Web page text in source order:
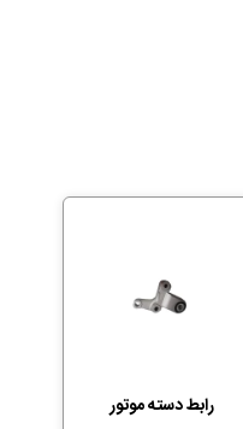
رابط دسته موتور